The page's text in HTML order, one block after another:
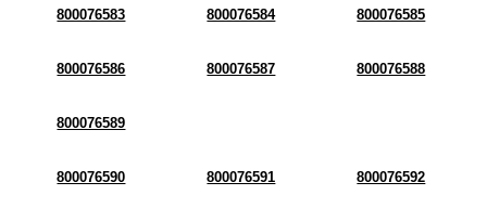
800076583 800076584 800076585
800076586 800076587 800076588
800076589
800076590 800076591 800076592